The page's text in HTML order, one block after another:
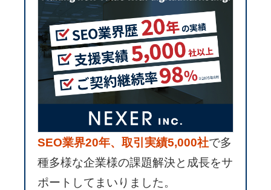
SEO業界20年、取引実績5,000社で多
種多様な企業様の課題解決と成長をサ
ポートしてまいりました。